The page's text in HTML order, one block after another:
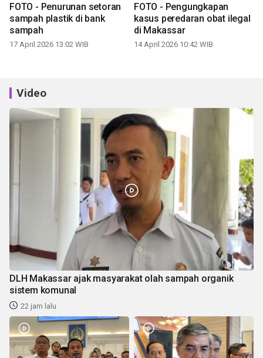
FOTO - Penurunan setoran
sampah plastik di bank
sampah
17 April 2026 13:02 WIB
FOTO - Pengungkapan
kasus peredaran obat ilegal
di Makassar
14 April 2026 10:42 WIB
Video
DLH Makassar ajak masyarakat olah sampah organik
sistem komunal
22 jam lalu